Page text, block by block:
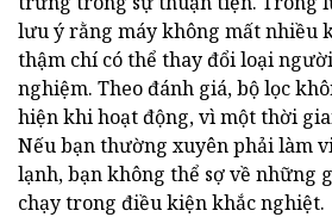
lưu ý rằng máy không mất nhiều
thậm chí có thể thay đổi loại
nghiệm. Theo đánh giá, bộ lọc
hiện khi hoạt động, vì một thời
Nếu bạn thường xuyên phải làm
lạnh, bạn không thể sợ về những
chạy trong điều kiện khắc nghiệt.